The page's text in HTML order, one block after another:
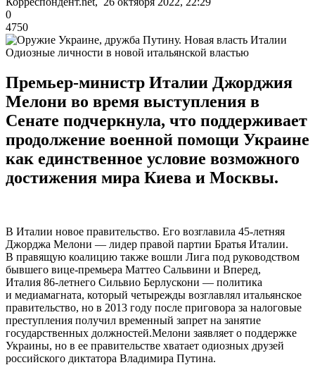
0
4750
Одиозные личности в новой итальянской властью
Премьер-министр Италии Джорджия
Мелони во время выступления в
Сенате подчеркнула, что поддерживает
продолжение военной помощи Украине
как единственное условие возможного
достижения мира Киева и Москвы.
В Италии новое правительство. Его возглавила 45-летняя
Джорджа Мелони — лидер правой партии Братья Италии.
В правящую коалицию также вошли Лига под руководством
бывшего вице-премьера Маттео Сальвини и Вперед,
Италия 86-летнего Сильвио Берлускони — политика
и медиамагната, который четырежды возглавлял итальянское
правительство, но в 2013 году после приговора за налоговые
преступления получил временный запрет на занятие
государственных должностей.Мелони заявляет о поддержке
Украины, но в ее правительстве хватает одиозных друзей
российского диктатора Владимира Путина.